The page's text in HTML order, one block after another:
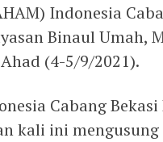
Indonesia
Binaul Umah,
(4-5/9/2021).
Cabang
kali ini mengusung